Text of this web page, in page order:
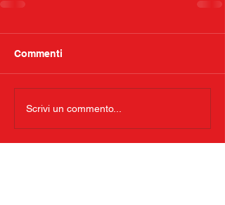
Commenti
Scrivi un commento...